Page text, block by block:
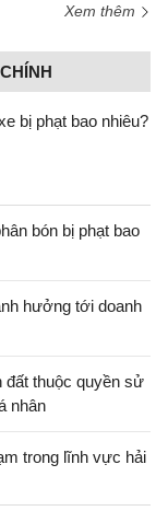
Xem thêm
bị phạt bao nhiêu?
bón bị phạt bao
hưởng tới doanh
đất thuộc quyền sử
nhân
trong lĩnh vực hải